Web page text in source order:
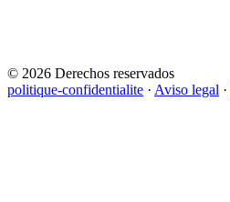
© 2026 Derechos reservados
politique-confidentialite · Aviso legal ·